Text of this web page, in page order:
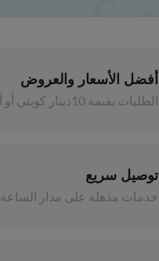
بامية اكسترا مونتانا
أفضل الأسعار والعروض
الطلبات بقيمة 10دينار كويتي أو أكثر
توصيل سريع
خدمات مذهلة على مدار الساعة 24/7